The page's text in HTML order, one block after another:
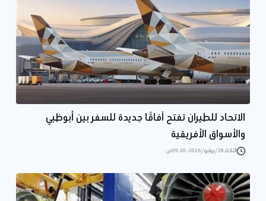
الاتحاد للطيران تفتح آفاقًا جديدة للسفر بين أبوظبي
والأسواق الأفريقية
الثلاثاء 28/يوليو/2026 - 09:20 ص